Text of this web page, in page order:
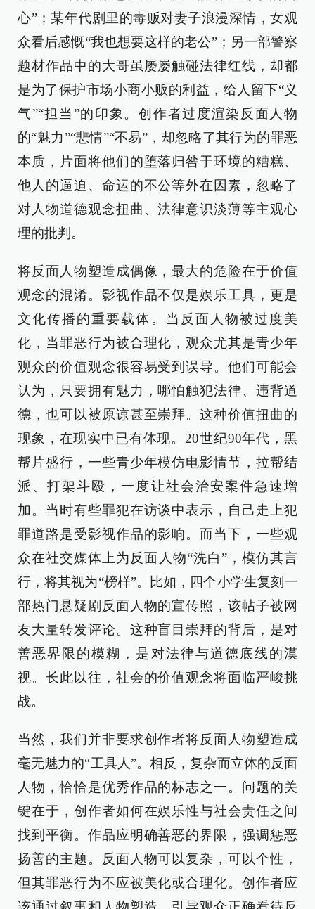
心”；某年代剧里的毒贩对妻子浪漫深情，女观
众看后感慨“我也想要这样的老公”；另一部警察
题材作品中的大哥虽屡屡触碰法律红线，却都
是为了保护市场小商小贩的利益，给人留下“义
气”“担当”的印象。创作者过度渲染反面人物
的“魅力”“悲情”“不易”，却忽略了其行为的罪恶
本质，片面将他们的堕落归咎于环境的糟糕、
他人的逼迫、命运的不公等外在因素，忽略了
对人物道德观念扭曲、法律意识淡薄等主观心
理的批判。
将反面人物塑造成偶像，最大的危险在于价值
观念的混淆。影视作品不仅是娱乐工具，更是
文化传播的重要载体。当反面人物被过度美
化，当罪恶行为被合理化，观众尤其是青少年
观众的价值观念很容易受到误导。他们可能会
认为，只要拥有魅力，哪怕触犯法律、违背道
德，也可以被原谅甚至崇拜。这种价值扭曲的
现象，在现实中已有体现。20世纪90年代，黑
帮片盛行，一些青少年模仿电影情节，拉帮结
派、打架斗殴，一度让社会治安案件急速增
加。当时有些罪犯在访谈中表示，自己走上犯
罪道路是受影视作品的影响。而当下，一些观
众在社交媒体上为反面人物“洗白”，模仿其言
行，将其视为“榜样”。比如，四个小学生复刻一
部热门悬疑剧反面人物的宣传照，该帖子被网
友大量转发评论。这种盲目崇拜的背后，是对
善恶界限的模糊，是对法律与道德底线的漠
视。长此以往，社会的价值观念将面临严峻挑
战。
当然，我们并非要求创作者将反面人物塑造成
毫无魅力的“工具人”。相反，复杂而立体的反面
人物，恰恰是优秀作品的标志之一。问题的关
键在于，创作者如何在娱乐性与社会责任之间
找到平衡。作品应明确善恶的界限，强调惩恶
扬善的主题。反面人物可以复杂，可以个性，
但其罪恶行为不应被美化或合理化。创作者应